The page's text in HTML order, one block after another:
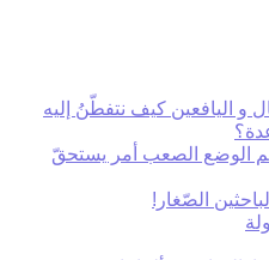
و اليافعين كيف نتفطّنُ إليه
رغم الوضع الصعب أمر يستحقّ
الصّغار!